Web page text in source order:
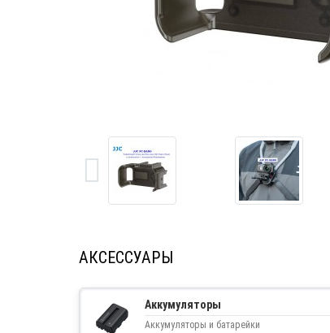
АКСЕССУАРЫ
Аккумуляторы
Аккумуляторы и батарейки